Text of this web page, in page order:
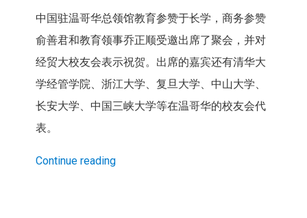
中国驻温哥华总领馆教育参赞于长学，商务参赞
俞善君和教育领事乔正顺受邀出席了聚会，并对
经贸大校友会表示祝贺。出席的嘉宾还有清华大
学经管学院、浙江大学、复旦大学、中山大学、
长安大学、中国三峡大学等在温哥华的校友会代
表。
Continue reading